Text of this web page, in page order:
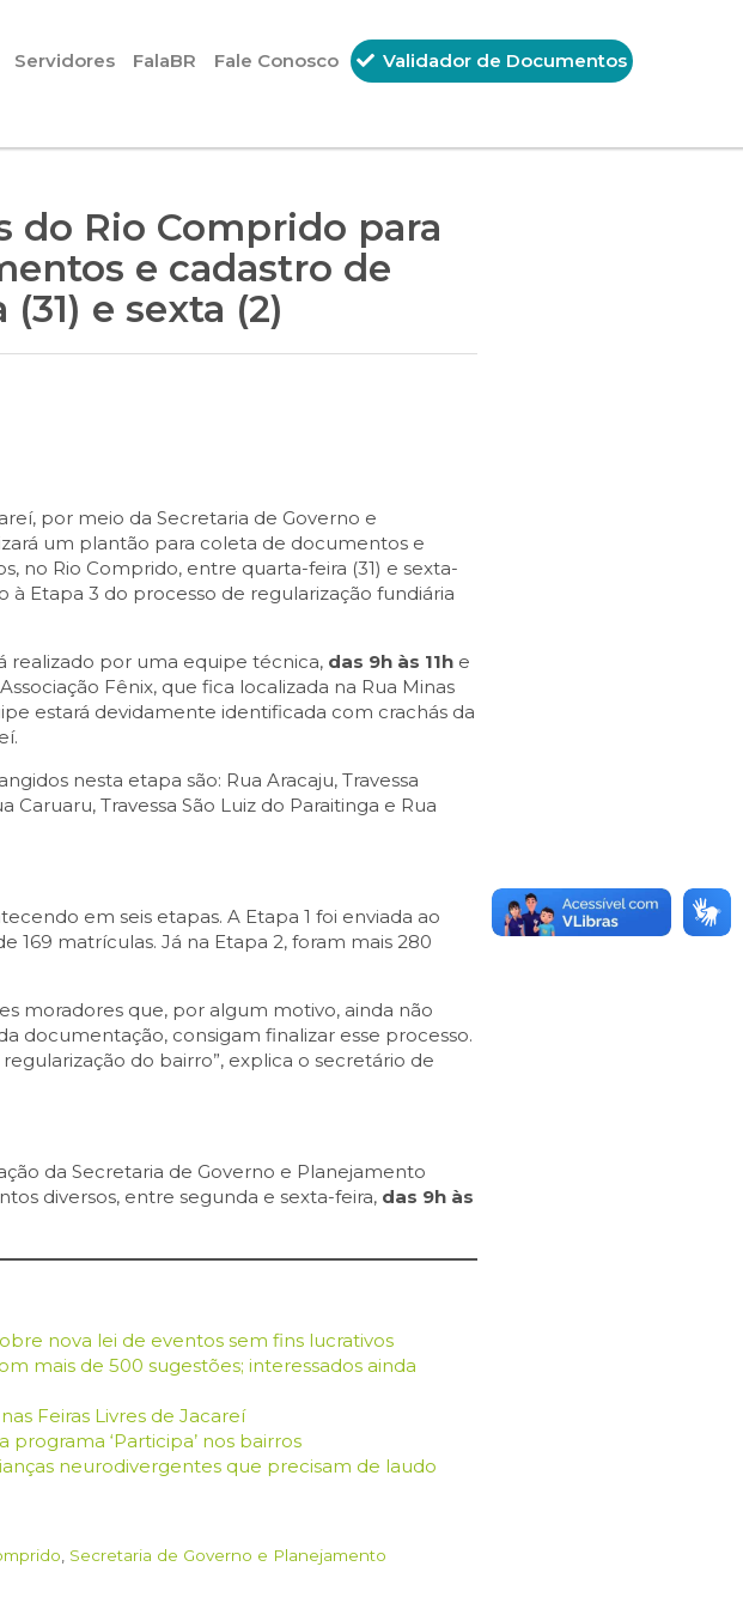
Servidores FalaBR Fale Conosco Validador de Documentos
do Rio Comprido para
e cadastro de
e sexta (2)
por meio da Secretaria de Governo e
um plantão para coleta de documentos e
no Rio Comprido, entre quarta-feira (31) e sexta-
à Etapa 3 do processo de regularização fundiária
realizado por uma equipe técnica, das 9h às 11h e
Fênix, que fica localizada na Rua Minas
estará devidamente identificada com crachás da
nesta etapa são: Rua Aracaju, Travessa
Caruaru, Travessa São Luiz do Paraitinga e Rua
em seis etapas. A Etapa 1 foi enviada ao
169 matrículas. Já na Etapa 2, foram mais 280
moradores que, por algum motivo, ainda não
documentação, consigam finalizar esse processo.
do bairro”, explica o secretário de
da Secretaria de Governo e Planejamento
diversos, entre segunda e sexta-feira, das 9h às
nova lei de eventos sem fins lucrativos
mais de 500 sugestões; interessados ainda
Feiras Livres de Jacareí
‘Participa’ nos bairros
neurodivergentes que precisam de laudo
Secretaria de Governo e Planejamento